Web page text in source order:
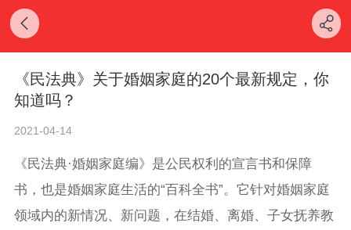
《民法典》关于婚姻家庭的20个最新规定，你
知道吗？
2021-04-14
《民法典·婚姻家庭编》是公民权利的宣言书和保障
书，也是婚姻家庭生活的“百科全书”。它针对婚姻家庭
领域内的新情况、新问题，在结婚、离婚、子女抚养教